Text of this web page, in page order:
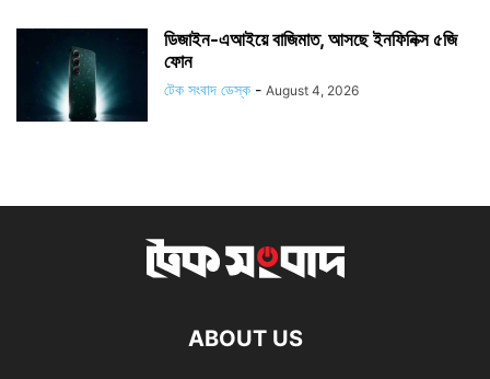
ডিজাইন-এআইয়ে বাজিমাত, আসছে ইনফিনিক্স ৫জি
ফোন
টেক সংবাদ ডেস্ক - August 4, 2026
ABOUT US